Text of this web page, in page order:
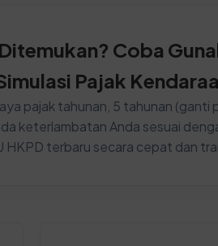
Coba
Pajak
pajak tahunan, 5 tahunan (ganti
keterlambatan Anda sesuai
HKPD terbaru secara cepat dan